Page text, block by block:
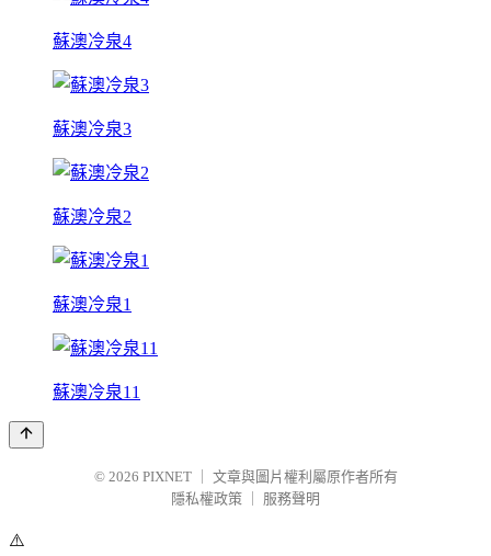
蘇澳冷泉4
蘇澳冷泉3
蘇澳冷泉2
蘇澳冷泉1
蘇澳冷泉11
© 2026 PIXNET
文章與圖片權利屬原作者所有
隱私權政策
服務聲明
⚠️